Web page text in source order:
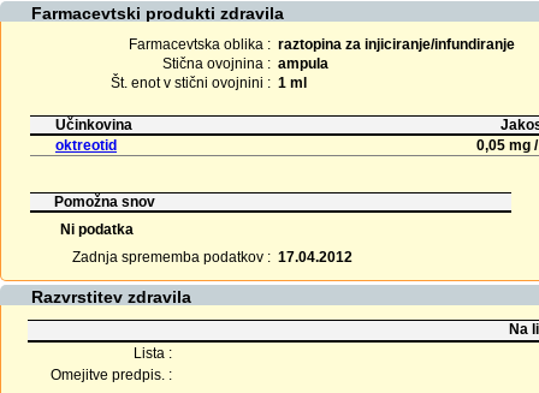
Farmacevtski produkti zdravila
Farmacevtska oblika : raztopina za injiciranje/infundiranje
Stična ovojnina : ampula
Št. enot v stični ovojnini : 1 ml
Učinkovina
oktreotid
0,05 mg
Pomožna snov
Ni podatka
Zadnja sprememba podatkov : 17.04.2012
Razvrstitev zdravila
Na
Lista :
Omejitve predpis. :